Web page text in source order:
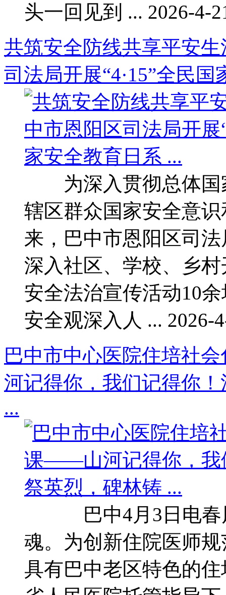
头一回见到 ... 2026-4-
共筑安全防线共享平安
司法局开展“4·15”全民
为深入贯彻总体国
辖区群众国家安全意
来，巴中市恩阳区司
深入社区、学校、乡
安全法治宣传活动10
安全观深入人 ... 2026-
巴中市中心医院住培社
河记得你，我们记得你
...
巴中4月3日电春
魂。为创新住院医师
具有巴中老区特色的